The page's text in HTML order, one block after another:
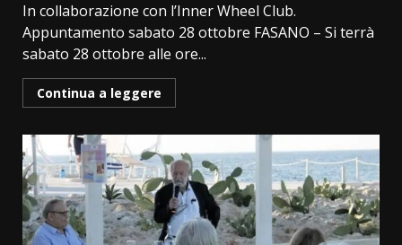
In collaborazione con l’Inner Wheel Club.
Appuntamento sabato 28 ottobre FASANO – Si terrà
sabato 28 ottobre alle ore...
Continua a leggere